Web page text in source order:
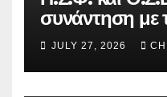
συνάντηση με
του Γραφείου
Πρωθυπουργού
JULY 27, 2026